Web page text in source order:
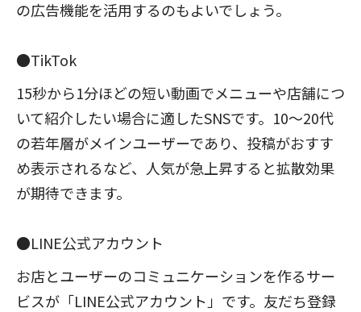
の広告機能を活用するのもよいでしょう。
●TikTok
15秒から1分ほどの短い動画でメニューや店舗につ
いて紹介したい場合に適したSNSです。10～20代
の若年層がメインユーザーであり、投稿がおすす
め表示されるなど、人気が急上昇すると拡散効果
が期待できます。
●LINE公式アカウント
お店とユーザーのコミュニケーションを作るサー
ビスが「LINE公式アカウント」です。友だち登録